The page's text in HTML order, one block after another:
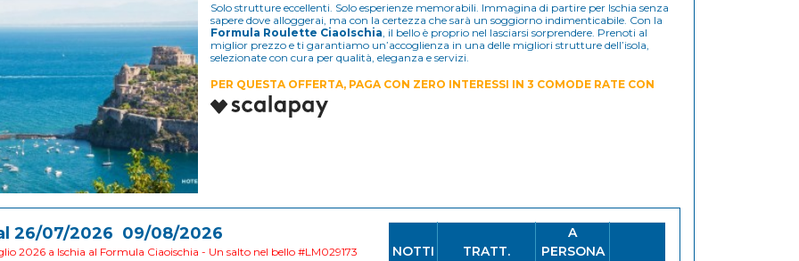
Solo strutture eccellenti. Solo esperienze memorabili. Immagina di partire per Ischia senza
sapere dove alloggerai, ma con la certezza che sarà un soggiorno indimenticabile. Con la
Formula Roulette CiaoIschia, il bello è proprio nel lasciarsi sorprendere. Prenoti al
miglior prezzo e ti garantiamo un’accoglienza in una delle migliori strutture dell’isola,
selezionate con cura per qualità, eleganza e servizi.
PER QUESTA OFFERTA, PAGA CON ZERO INTERESSI IN 3 COMODE RATE CON
26/07/2026 09/08/2026
2026 a Ischia al Formula Ciaoischia - Un salto nel bello #LM029173 NOTTI TRATT.
A
PERSONA